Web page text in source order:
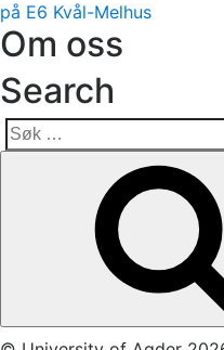
på E6 Kvål-Melhus
Om oss
Search
Søk